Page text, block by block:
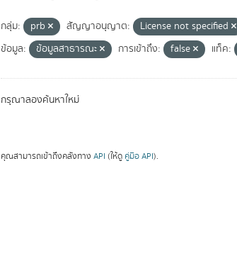
กลุ่ม: prb สัญญาอนุญาต: License not specified
ข้อมูล:
ข้อมูลสาธารณะ การเข้าถึง: false แท็ค:
กรุณาลองค้นหาใหม่
คุณสามารถเข้าถึงคลังทาง API (ให้ดู คู่มือ API).